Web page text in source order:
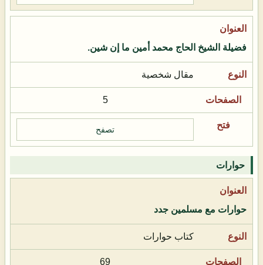
فضيلة الشيخ الحاج محمد أمين ما إن شين.
مقال شخصية
5
تصفح
حوارات
حوارات مع مسلمين جدد
كتاب حوارات
69